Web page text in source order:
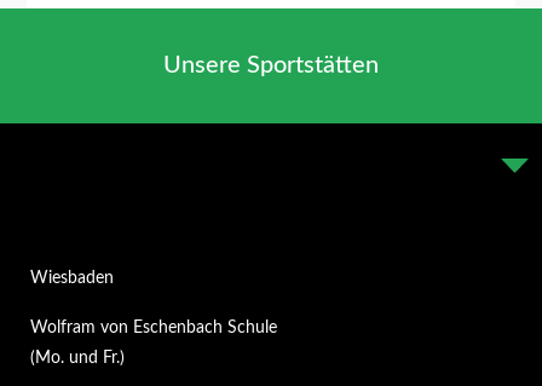
Unsere Sportstätten
Wiesbaden
Wolfram von Eschenbach Schule
(Mo. und Fr.)